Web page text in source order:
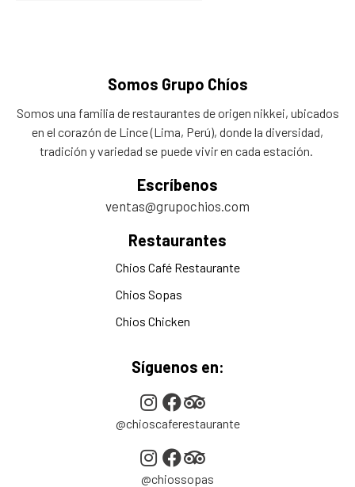
Somos Grupo Chíos
Somos una familia de restaurantes de origen nikkei, ubicados
en el corazón de Lince (Lima, Perú), donde la diversidad,
tradición y variedad se puede vivir en cada estación.
Escríbenos
ventas@grupochios.com
Restaurantes
Chios Café Restaurante
Chios Sopas
Chios Chicken
Síguenos en:
@chioscaferestaurante
@chiossopas